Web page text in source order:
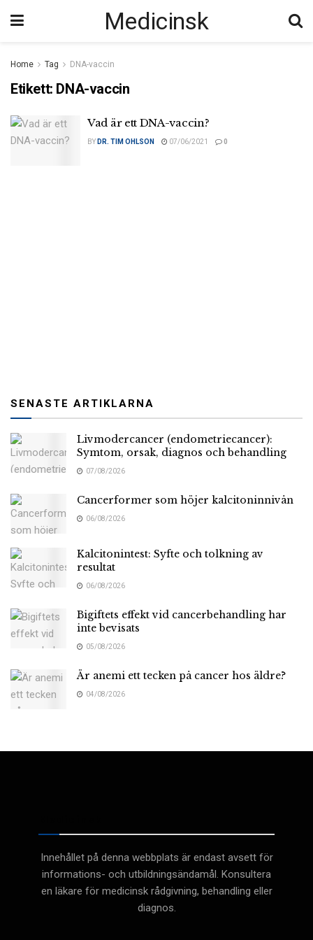
Medicinsk
Home Tag DNA-vaccin
Etikett: DNA-vaccin
Vad är ett DNA-vaccin?
BY DR. TIM OHLSON 07/06/2021 0
SENASTE ARTIKLARNA
Livmodercancer (endometriecancer):
Symtom, orsak, diagnos och behandling
07/08/2026
Cancerformer som höjer kalcitoninnivån
06/08/2026
Kalcitonintest: Syfte och tolkning av
resultat
06/08/2026
Bigiftets effekt vid cancerbehandling har
inte bevisats
05/08/2026
Är anemi ett tecken på cancer hos äldre?
04/08/2026
Innehållet på denna webbplats är endast avsett för
informations- och utbildningsändamål. Konsultera
en läkare för medicinsk rådgivning, behandling eller
diagnos.